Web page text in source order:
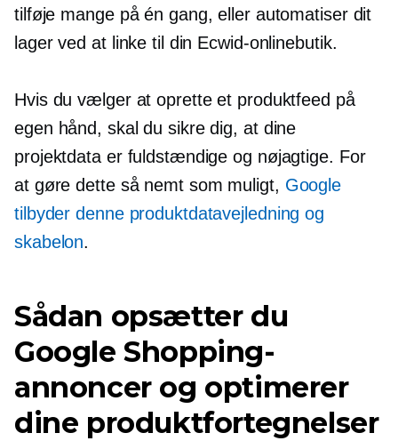
tilføje mange på én gang, eller automatiser dit
lager ved at linke til din Ecwid-onlinebutik.
Hvis du vælger at oprette et produktfeed på
egen hånd, skal du sikre dig, at dine
projektdata er fuldstændige og nøjagtige. For
at gøre dette så nemt som muligt, Google
tilbyder denne produktdatavejledning og
skabelon.
Sådan opsætter du
Google Shopping-
annoncer og optimerer
dine produktfortegnelser